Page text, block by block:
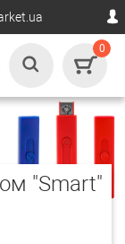
0
"Smart"